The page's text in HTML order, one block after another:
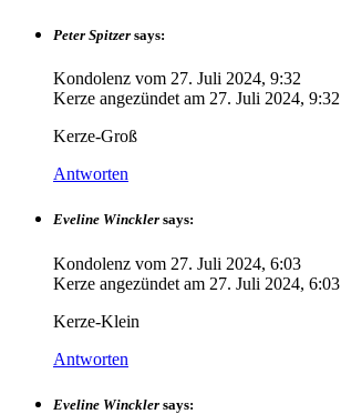
Peter Spitzer says:
Kondolenz vom 27. Juli 2024, 9:32
Kerze angezündet am 27. Juli 2024, 9:32
Kerze-Groß
Antworten
Eveline Winckler says:
Kondolenz vom 27. Juli 2024, 6:03
Kerze angezündet am 27. Juli 2024, 6:03
Kerze-Klein
Antworten
Eveline Winckler says: